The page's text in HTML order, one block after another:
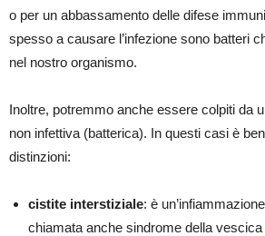
o per un abbassamento delle difese
spesso a causare l’infezione sono batteri
nel nostro organismo.
Inoltre, potremmo anche essere colpiti da
non infettiva (batterica). In questi casi è
distinzioni:
cistite interstiziale: è
chiamata anche sindrome della